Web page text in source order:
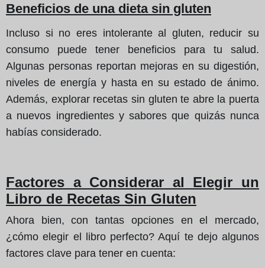
Beneficios de una dieta sin gluten
Incluso si no eres intolerante al gluten, reducir su
consumo puede tener beneficios para tu salud.
Algunas personas reportan mejoras en su digestión,
niveles de energía y hasta en su estado de ánimo.
Además, explorar recetas sin gluten te abre la puerta
a nuevos ingredientes y sabores que quizás nunca
habías considerado.
Factores a Considerar al Elegir un
Libro de Recetas Sin Gluten
Ahora bien, con tantas opciones en el mercado,
¿cómo elegir el libro perfecto? Aquí te dejo algunos
factores clave para tener en cuenta: